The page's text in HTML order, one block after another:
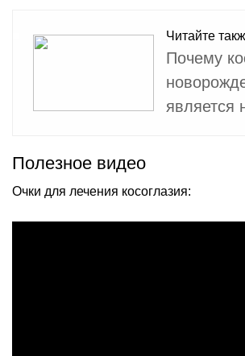
Читайте
Почему
является
Полезное видео
Очки для лечения косоглазия: